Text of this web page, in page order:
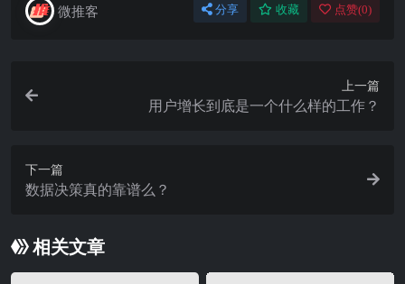
微推客 分享 收藏 点赞(0)
上一篇
用户增长到底是一个什么样的工作？
下一篇
数据决策真的靠谱么？
相关文章